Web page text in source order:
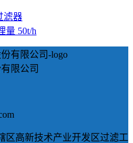
滤器
量 50t/h
限公司
区高新技术产业开发区过滤工